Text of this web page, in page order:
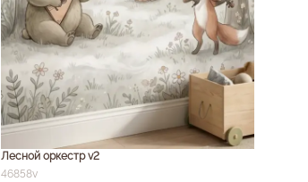
Лесной оркестр v2
46858v